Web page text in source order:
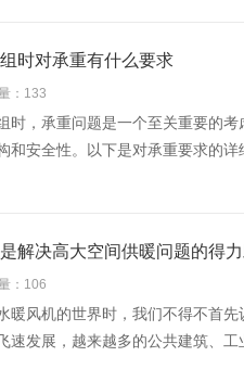
时对承重有什么要求
：133
时，承重问题是一个至关重要的
和安全性。以下是对承重要求的详
解决高大空间供暖问题的得
：106
暖风机的世界时，我们不得不首
速发展，越来越多的公共建筑、工